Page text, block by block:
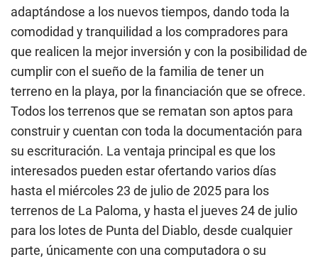
adaptándose a los nuevos tiempos, dando toda la
comodidad y tranquilidad a los compradores para
que realicen la mejor inversión y con la posibilidad de
cumplir con el sueño de la familia de tener un
terreno en la playa, por la financiación que se ofrece.
Todos los terrenos que se rematan son aptos para
construir y cuentan con toda la documentación para
su escrituración. La ventaja principal es que los
interesados pueden estar ofertando varios días
hasta el miércoles 23 de julio de 2025 para los
terrenos de La Paloma, y hasta el jueves 24 de julio
para los lotes de Punta del Diablo, desde cualquier
parte, únicamente con una computadora o su